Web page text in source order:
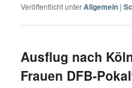
Veröffentlicht unterAllgemein |
Ausflug nach
Frauen DFB-